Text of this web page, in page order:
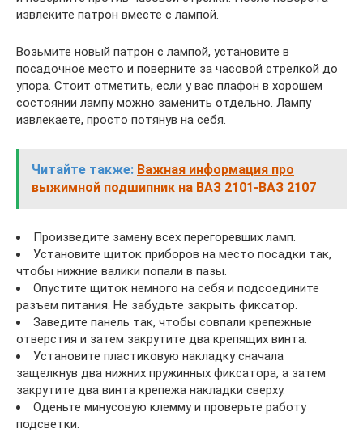
извлеките патрон вместе с лампой.
Возьмите новый патрон с лампой, установите в
посадочное место и поверните за часовой стрелкой до
упора. Стоит отметить, если у вас плафон в хорошем
состоянии лампу можно заменить отдельно. Лампу
извлекаете, просто потянув на себя.
Читайте также: Важная информация про
выжимной подшипник на ВАЗ 2101-ВАЗ 2107
Произведите замену всех перегоревших ламп.
Установите щиток приборов на место посадки так,
чтобы нижние валики попали в пазы.
Опустите щиток немного на себя и подсоедините
разъем питания. Не забудьте закрыть фиксатор.
Заведите панель так, чтобы совпали крепежные
отверстия и затем закрутите два крепящих винта.
Установите пластиковую накладку сначала
защелкнув два нижних пружинных фиксатора, а затем
закрутите два винта крепежа накладки сверху.
Оденьте минусовую клемму и проверьте работу
подсветки.